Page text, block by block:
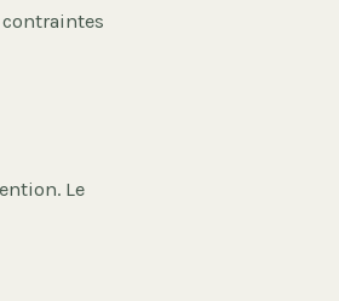
Le